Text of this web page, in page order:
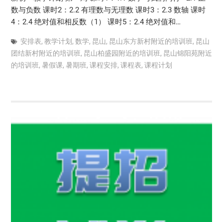
数与负数 课时2：2.2 有理数与无理数 课时3：2.3 数轴 课时
4：2.4 绝对值和相反数（1） 课时5：2.4 绝对值和…
安排表, 教学计划 , 数学, 昆山, 昆山东方新村附近的培训班, 昆山
团结新村附近的培训班, 昆山柏盛园附近的培训班, 昆山锦阳苑附近
的培训班, 暑假课, 暑期班, 课程安排, 课程表, 课程计划